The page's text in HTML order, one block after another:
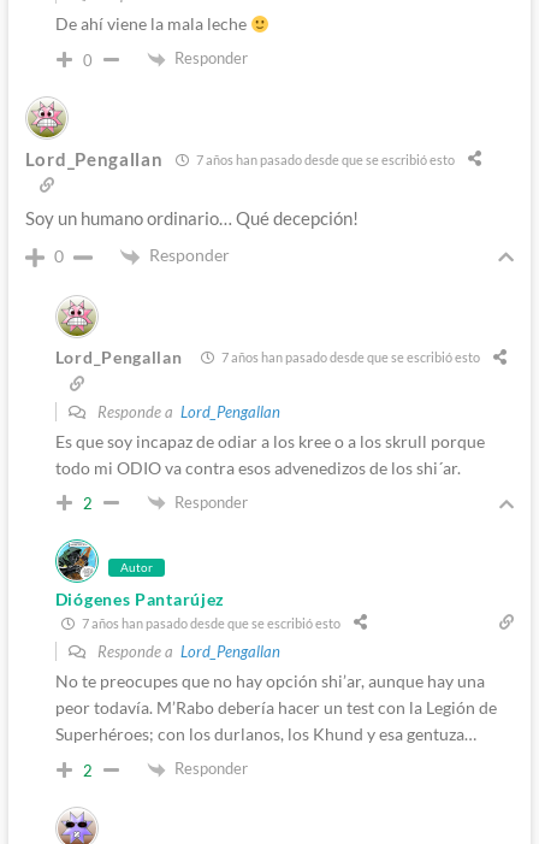
De ahí viene la mala leche
0 Responder
Lord_Pengallan 7 años han pasado desde que se escribió esto
Soy un humano ordinario… Qué decepción!
0 Responder
Lord_Pengallan 7 años han pasado desde que se escribió esto
Responde a Lord_Pengallan
Es que soy incapaz de odiar a los kree o a los skrull porque
todo mi ODIO va contra esos advenedizos de los shi´ar.
2 Responder
Autor
Diógenes Pantarújez
7 años han pasado desde que se escribió esto
Responde a Lord_Pengallan
No te preocupes que no hay opción shi’ar, aunque hay una
peor todavía. M’Rabo debería hacer un test con la Legión de
Superhéroes; con los durlanos, los Khund y esa gentuza…
2 Responder